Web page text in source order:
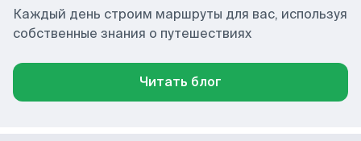
Каждый день строим маршруты для вас, используя
собственные знания о путешествиях
Читать блог